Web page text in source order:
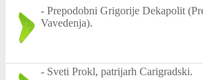
- Prepodobni Grigorije Dekapolit
Vavedenja).
- Sveti Prokl, patrijarh Carigradski.